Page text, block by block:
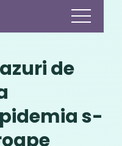
de
s-